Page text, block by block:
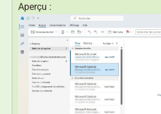
Aperçu :